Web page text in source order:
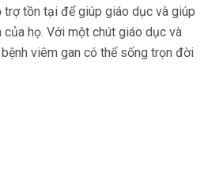
trợ tồn tại để giúp giáo dục và giúp
họ. Với một chút giáo dục và
viêm gan có thể sống trọn đời